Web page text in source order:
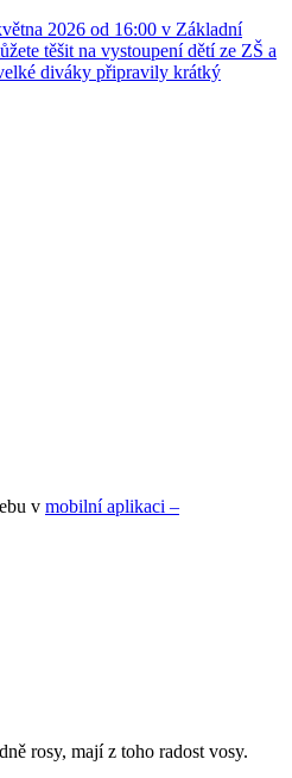
2026 od 16:00 v Základní
těšit na vystoupení dětí ze ZŠ a
diváky připravily krátký
v mobilní aplikaci –
rosy, mají z toho radost vosy.